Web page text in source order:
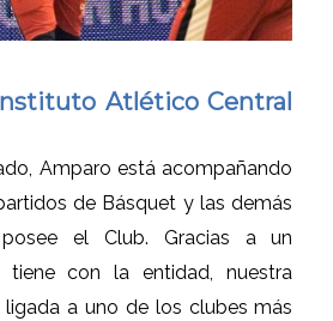
Atlético Central
Amparo está acompañando
de Básquet y las demás
el Club. Gracias a un
tiene con la entidad, nuestra
ligada a uno de los clubes más